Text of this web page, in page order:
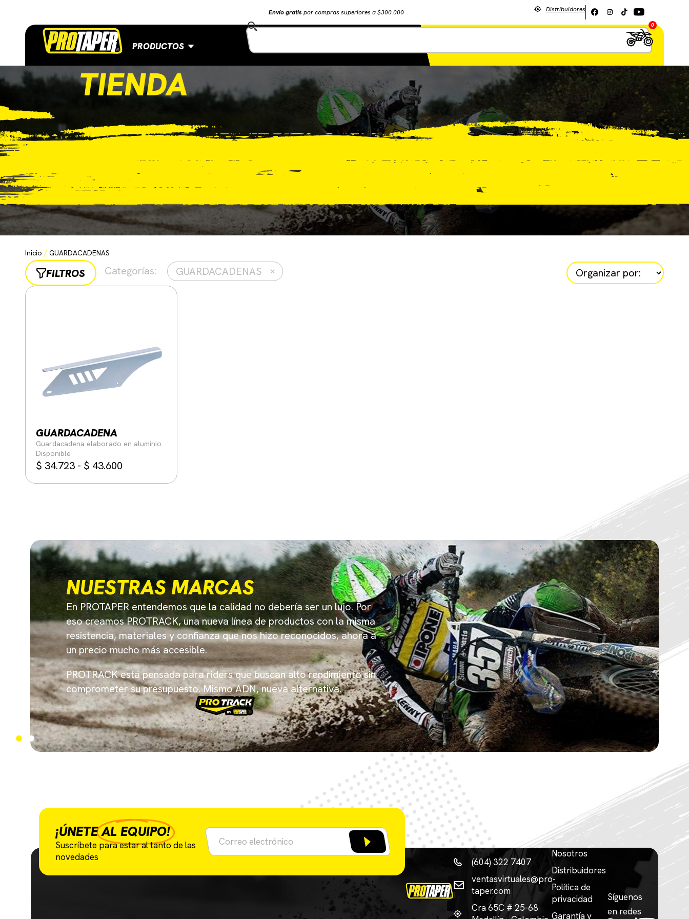
Envío gratis por compras superiores a $300.000 Distribuidores
PRODUCTOS
CONTACTO BLOG
0
TIENDA
Inicio / GUARDACADENAS
FILTROS Categorías: GUARDACADENAS ×
GUARDACADENA
Guardacadena elaborado en aluminio.
Disponible
$ 34.723 - $ 43.600
MANUBRIO S.E
Nuevo edición especial.
Manubrio S.E morado
Estilo único!
¡COMPRA AHORA!
¡ÚNETE AL EQUIPO!
Suscríbete para estar al tanto de las
novedades
(604) 322 7407
ventasvirtuales@pro-
taper.com
Cra 65C # 25-68
Nosotros
Distribuidores
Política de
privacidad
Garantía y
Síguenos
en redes